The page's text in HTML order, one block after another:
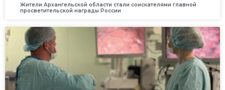
Жители Архангельской области стали соискателями главной
просветительской награды России